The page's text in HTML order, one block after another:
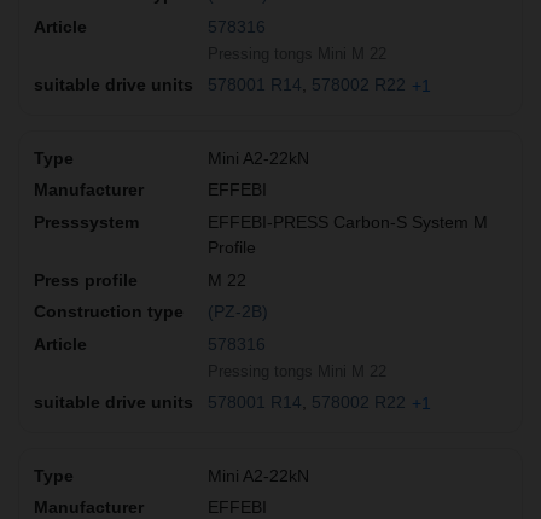
578316
578001 R14 578002 R22 +1
Mini A2-22kN
EFFEBI
EFFEBI-PRESS Carbon-S System M
Profile
M 22
(PZ-2B)
578316
578001 R14 578002 R22 +1
Mini A2-22kN
EFFEBI